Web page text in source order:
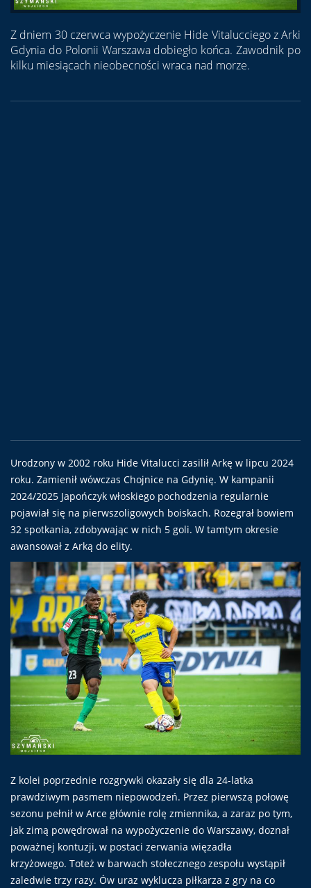
Z dniem 30 czerwca wypożyczenie Hide Vitalucciego z Arki
Gdynia do Polonii Warszawa dobiegło końca. Zawodnik po
kilku miesiącach nieobecności wraca nad morze.
Urodzony w 2002 roku Hide Vitalucci zasilił Arkę w lipcu 2024
roku. Zamienił wówczas Chojnice na Gdynię. W kampanii
2024/2025 Japończyk włoskiego pochodzenia regularnie
pojawiał się na pierwszoligowych boiskach. Rozegrał bowiem
32 spotkania, zdobywając w nich 5 goli. W tamtym okresie
awansował z Arką do elity.
Z kolei poprzednie rozgrywki okazały się dla 24-latka
prawdziwym pasmem niepowodzeń. Przez pierwszą połowę
sezonu pełnił w Arce głównie rolę zmiennika, a zaraz po tym,
jak zimą powędrował na wypożyczenie do Warszawy, doznał
poważnej kontuzji, w postaci zerwania więzadła
krzyżowego. Toteż w barwach stołecznego zespołu wystąpił
zaledwie trzy razy. Ów uraz wyklucza piłkarza z gry na co